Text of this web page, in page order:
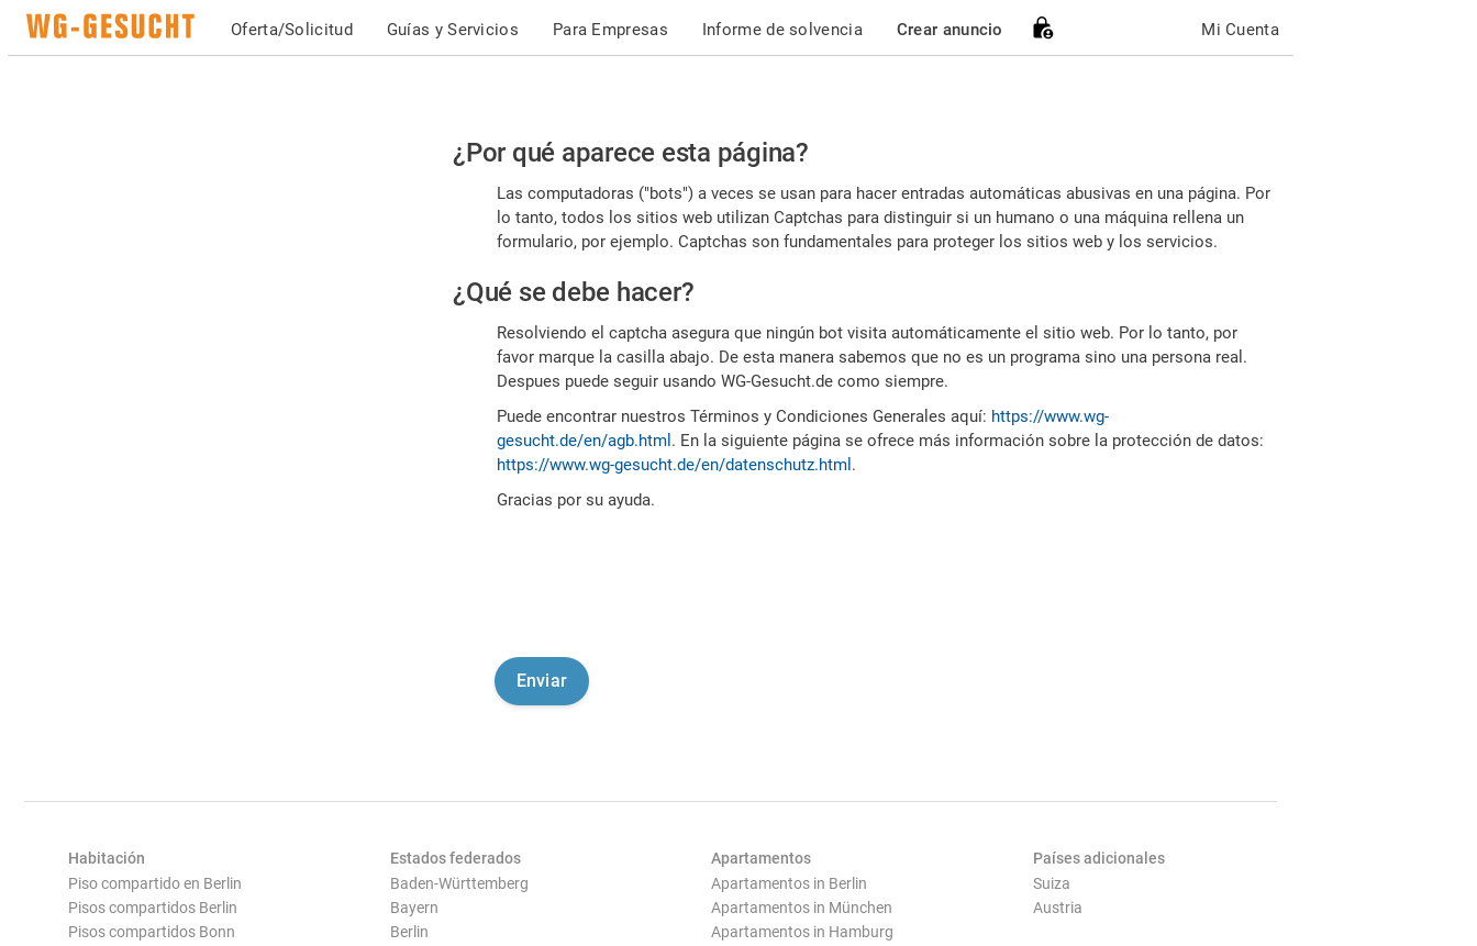
Oferta/Solicitud Guías y Servicios Para Empresas Informe de solvencia Crear anuncio Mi Cuenta
Por
favor,
confirme
es
humano
¿Por qué aparece esta página?
Las computadoras ("bots") a veces se usan para hacer entradas automáticas abusivas en una página. Por
lo tanto, todos los sitios web utilizan Captchas para distinguir si un humano o una máquina rellena un
formulario, por ejemplo. Captchas son fundamentales para proteger los sitios web y los servicios.
¿Qué se debe hacer?
Resolviendo el captcha asegura que ningún bot visita automáticamente el sitio web. Por lo tanto, por
favor marque la casilla abajo. De esta manera sabemos que no es un programa sino una persona real.
Despues puede seguir usando WG-Gesucht.de como siempre.
Puede encontrar nuestros Términos y Condiciones Generales aquí: https://www.wg-
gesucht.de/en/agb.html . En la siguiente página se ofrece más información sobre la protección de datos:
https://www.wg-gesucht.de/en/datenschutz.html .
Gracias por su ayuda.
Habitación
Piso compartido en Berlin
Pisos compartidos Berlin
Pisos compartidos Bonn
Estados federados
Baden-Württemberg
Bayern
Berlin
Apartamentos
Apartamentos in Berlin
Apartamentos in München
Apartamentos in Hamburg
Países adicionales
Suiza
Austria